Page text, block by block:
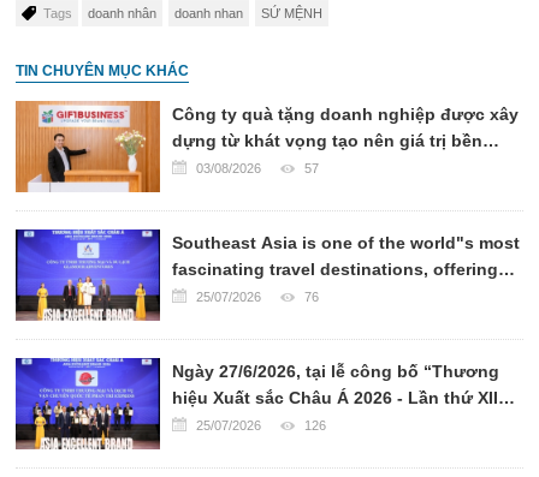
Tags doanh nhân doanh nhan SỨ MỆNH
TIN CHUYÊN MỤC KHÁC
Công ty quà tặng doanh nghiệp được xây
dựng từ khát vọng tạo nên giá trị bền
vững03/08/2026 57
Southeast Asia is one of the world"s most
fascinating travel destinations, offering
breathtaking landscapes, rich cultural
25/07/2026 76
Ngày 27/6/2026, tại lễ công bố “Thương
hiệu Xuất sắc Châu Á 2026 - Lần thứ XII”,
CÔNG TY VẬN CHUYỂN QUỐC TẾ PHAN
25/07/2026 126